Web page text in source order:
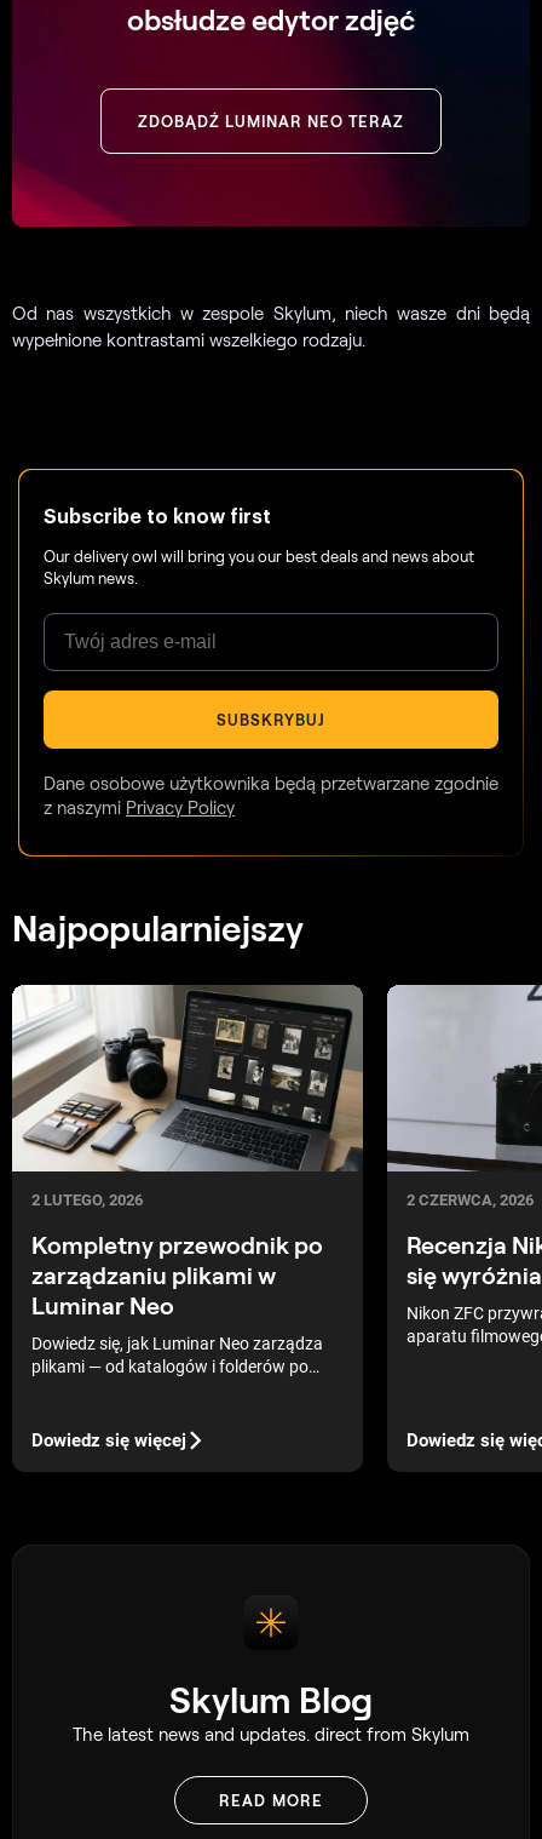
obsłudze edytor zdjęć
ZDOBĄDŹ LUMINAR NEO TERAZ
Od nas wszystkich w zespole Skylum, niech wasze dni będą
wypełnione kontrastami wszelkiego rodzaju.
Subscribe to know first
Our delivery owl will bring you our best deals and news about
Skylum news.
SUBSKRYBUJ
Dane osobowe użytkownika będą przetwarzane zgodnie
z naszymi Privacy Policy
Najpopularniejszy
2 LUTEGO, 2026
Kompletny przewodnik po
zarządzaniu plikami w
Luminar Neo
Dowiedz się, jak Luminar Neo zarządza
plikami — od katalogów i folderów po
skutecznie organizować zdjęcia i
Dowiedz się więcej
2 CZERWCA, 2026
Recenzja
się wyróżnia
Nikon ZFC
aparatu
Dowiedz się
Skylum Blog
The latest news and updates. direct from Skylum
READ MORE